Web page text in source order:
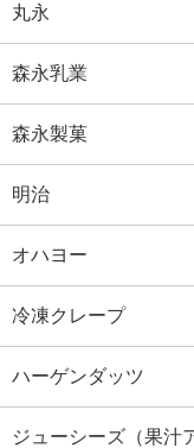
丸永
森永乳業
森永製菓
明治
オハヨー
冷凍クレープ
ハーゲンダッツ
ジューシーズ（果汁